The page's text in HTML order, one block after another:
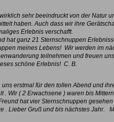
sehr beeindruckt von der Natur
haben. Auch dass wir ihre
Erlebnis verschafft.
hat ganz 21 Sternschnuppen
meines Lebens! Wir werden im
teilnehmen und freuen
schöne Erlebnis! C. B.
uns erstmal für den tollen Abend und
. Wir ( 2 Erwachsene ) waren bis
hat vier Sternschnuppen
. Lieber Gruß und bis nächstes Jahr.